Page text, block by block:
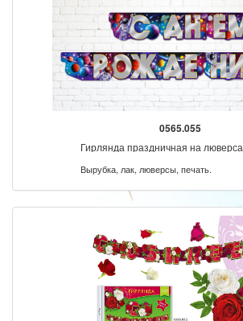
0565.055
Гирлянда праздничная на
Вырубка, лак, люверсы, печать.